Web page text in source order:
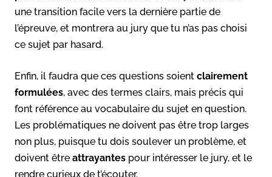
une transition facile vers la dernière partie de
l’épreuve, et montrera au jury que tu n’as pas choisi
ce sujet par hasard.
Enfin, il faudra que ces questions soient clairement
formulées, avec des termes clairs, mais précis qui
font référence au vocabulaire du sujet en question.
Les problématiques ne doivent pas être trop larges
non plus, puisque tu dois soulever un problème, et
doivent être attrayantes pour intéresser le jury, et le
rendre curieux de t’écouter.